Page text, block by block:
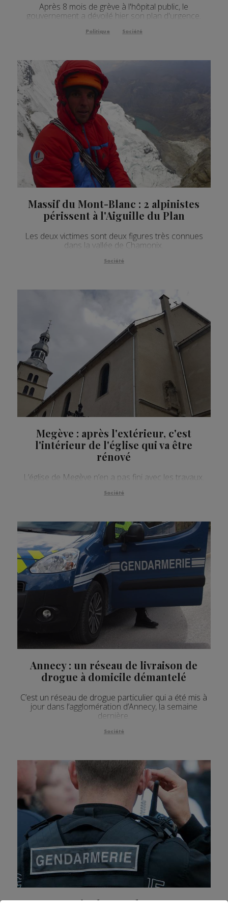
Après 8 mois de grève à l'hôpital public, le
gouvernement a dévoilé hier son plan d'urgence.
Politique Société
Massif du Mont-Blanc : 2 alpinistes
périssent à l'Aiguille du Plan
Les deux victimes sont deux figures très connues
dans la vallée de Chamonix.
Société
Megève : après l'extérieur, c'est
l'intérieur de l'église qui va être
rénové
L’église de Megève n’en a pas fini avec les travaux.
Société
Annecy : un réseau de livraison de
drogue à domicile démantelé
C’est un réseau de drogue particulier qui a été mis à
jour dans l’agglomération d’Annecy, la semaine
dernière.
Société
Savoie : les gendarmes